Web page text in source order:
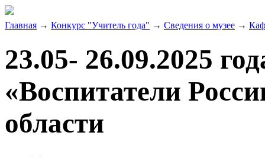
Главная → Конкурс "Учитель года" → Сведения о музее →
23.05- 26.09.2025
«Воспитатели
области